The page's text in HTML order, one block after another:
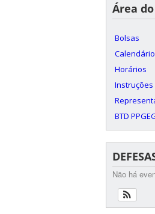
Área
Bolsas
Horários
BTD
Não há